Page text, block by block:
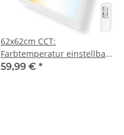
62x62cm CCT:
Farbtemperatur einstellbar
und dimmbar
59,99 € *